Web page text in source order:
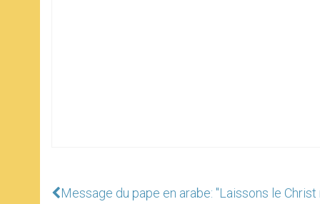
Message du pape en arabe: "Laissons le